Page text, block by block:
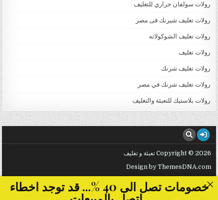
رولات سولفان حراري للتغليف
رولات تغليف شيرنك فى مصر
رولات تغليف الشوكولاته
رولات تغليف
رولات تغليف شرنك
رولات تغليف شرنك في مصر
رولات بلاستيك للتعبئة والتغليف
Copyright © 2026 تعبئة و تغليف
Design by ThemesDNA.com
خصومات تصل الى 40 %... قد توجد اخطاء